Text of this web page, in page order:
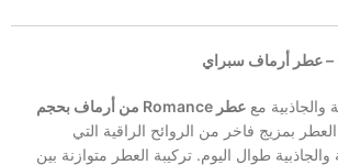
والجاذبية مع
عطر Romance من أرماف بحجم
العطر بمزيج فاخر من الروائح الراقية التي
طوال اليوم. تركيبة العطر متوازنة بين